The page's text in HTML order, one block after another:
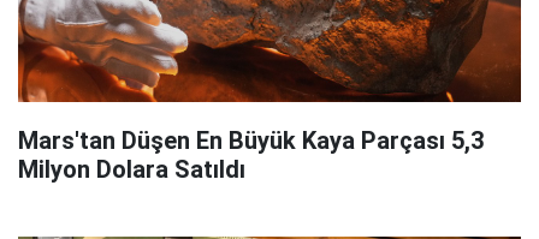
Mars'tan Düşen En Büyük Kaya Parçası 5,3
Milyon Dolara Satıldı